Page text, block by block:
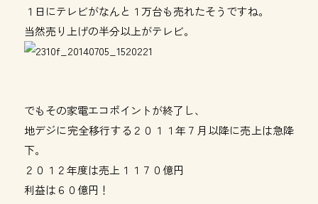
１日にテレビがなんと１万台も売れたそうですね。
当然売り上げの半分以上がテレビ。
でもその家電エコポイントが終了し、
地デジに完全移行する２０１１年７月以降に売上は急降
下。
２０１２年度は売上１１７０億円
利益は６０億円！